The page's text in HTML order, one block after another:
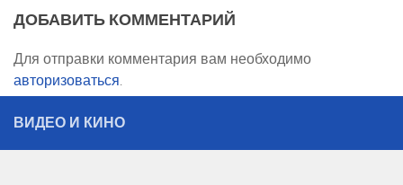
ДОБАВИТЬ КОММЕНТАРИЙ
Для отправки комментария вам необходимо
авторизоваться.
ВИДЕО И КИНО